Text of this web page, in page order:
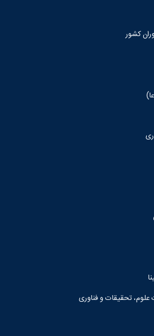
کشور
علوم، تحقیقات و فناوری